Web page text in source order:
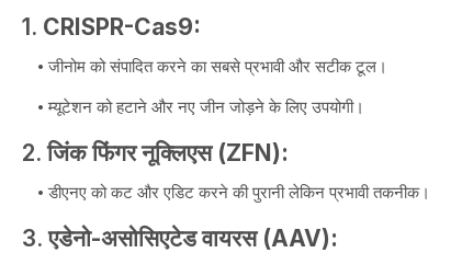
1. CRISPR-Cas9:
जीनोम को संपादित करने का सबसे प्रभावी और सटीक टूल।
म्यूटेशन को हटाने और नए जीन जोड़ने के लिए उपयोगी।
2.जिंक फिंगर नूक्लिएस (ZFN):
डीएनए को कट और एडिट करने की पुरानी लेकिन प्रभावी तकनीक।
3.एडेनो-असोसिएटेड वायरस (AAV):